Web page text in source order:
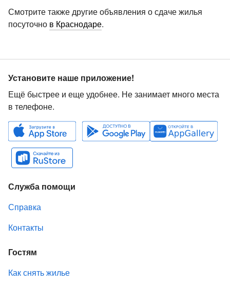
Смотрите также другие объявления о сдаче жилья
посуточно в Краснодаре.
Установите наше приложение!
Ещё быстрее и еще удобнее. Не занимает много места
в телефоне.
Служба помощи
Справка
Контакты
Гостям
Как снять жилье